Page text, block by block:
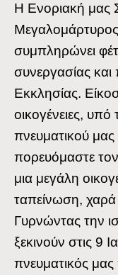
Η Ενοριακή μας
συμπληρώνει
συνεργασίας
Εκκλησίας.
οικογένειες,
πνευματικού μας
πορευόμαστε
μια μεγάλη
ταπείνωση, χαρά
Γυρνώντας την
ξεκινούν στις 9
πνευματικός